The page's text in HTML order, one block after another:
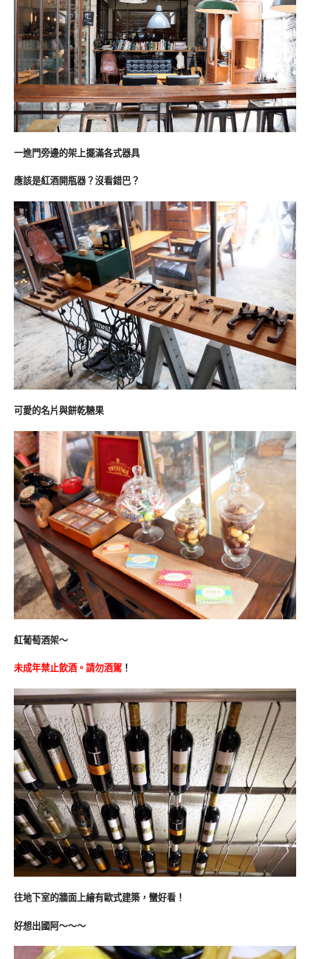
一進門旁邊的架上擺滿各式器具
應該是紅酒開瓶器？沒看錯巴？
可愛的名片與餅乾糖果
紅葡萄酒架～
未成年禁止飲酒。請勿酒駕 ！
往地下室的牆面上繪有歐式建築，蠻好看！
好想出國阿～～～